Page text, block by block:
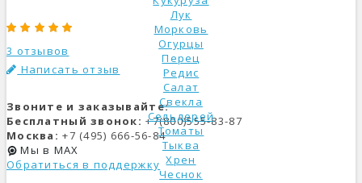
Лук
Морковь
Огурцы
Перец
Редис
Салат
Свекла
Сельдерей
Томаты
Тыква
Хрен
Чеснок
3 отзывов
Написать отзыв
Звоните и заказывайте:
Бесплатный звонок: +7(800)555-83-87
Москва: +7 (495) 666-56-84
Мы в MAX
Обратиться в поддержку